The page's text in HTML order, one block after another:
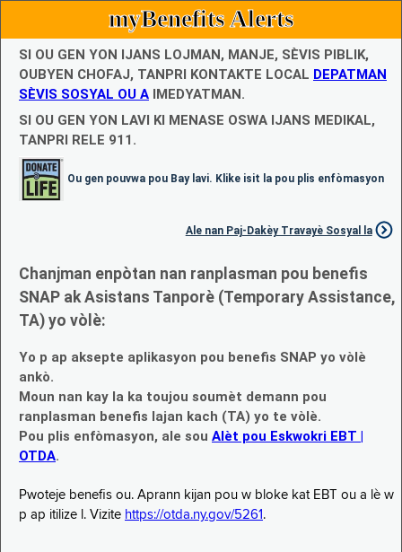
myBenefits Alerts
SI OU GEN YON IJANS LOJMAN, MANJE, SÈVIS PIBLIK,
OUBYEN CHOFAJ, TANPRI KONTAKTE LOCAL DEPATMAN
SÈVIS SOSYAL OU A IMEDYATMAN.
SI OU GEN YON LAVI KI MENASE OSWA IJANS MEDIKAL,
TANPRI RELE 911.
Ou gen pouvwa pou Bay lavi. Klike isit la pou plis enfòmasyon
Ale nan Paj-Dakèy Travayè Sosyal la
Chanjman enpòtan nan ranplasman pou benefis
SNAP ak Asistans Tanporè (Temporary Assistance,
TA) yo vòlè:
Yo p ap aksepte aplikasyon pou benefis SNAP yo vòlè
ankò.
Moun nan kay la ka toujou soumèt demann pou
ranplasman benefis lajan kach (TA) yo te vòlè.
Pou plis enfòmasyon, ale sou Alèt pou Eskwokri EBT |
OTDA.
Pwoteje benefis ou. Aprann kijan pou w bloke kat EBT ou a lè w
p ap itilize l. Vizite https://otda.ny.gov/5261 .